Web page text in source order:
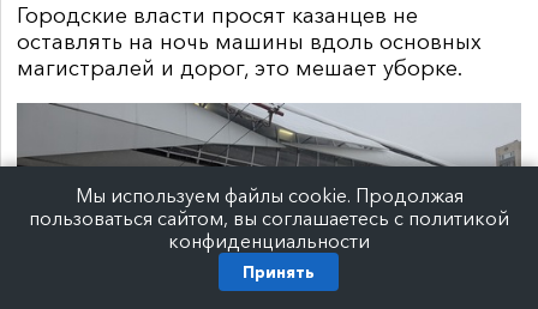
Городские власти просят казанцев не
оставлять на ночь машины вдоль основных
магистралей и дорог, это мешает уборке.
Мы используем файлы cookie. Продолжая
пользоваться сайтом, вы соглашаетесь с политикой
конфиденциальности
Принять